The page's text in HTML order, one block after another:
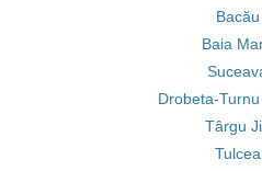
Bacău
Baia
Drobeta-
Târgu
Tulcea